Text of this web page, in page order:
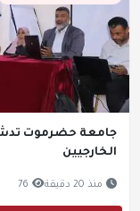
جامعة حضرموت تدشن
الخارجيين
منذ 20 دقيقة 76